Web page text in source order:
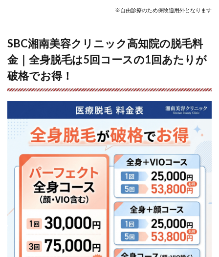
お答
えし
ま
す！
13.1
Q.未成
年です
護者
（法定
代理
人）の
同伴は
必要で
しょう
Q.生理
VIOの
受けら
れます
※自由診療のため保険適用外となります
SBC湘南美容クリニック高知院の脱毛料
金｜全身脱毛は5回コースの1回あたりが
破格でお得！